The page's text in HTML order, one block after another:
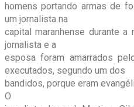
homens portando armas de
um jornalista na
capital maranhense durante
jornalista e a
esposa foram amarrados
executados, segundo um dos
bandidos, porque eram
O